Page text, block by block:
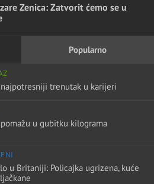
Zenica: Zatvorit ćemo se u
Popularno
trenutak u karijeri
u gubitku kilograma
u Britaniji: Policajka ugrizena, kuće